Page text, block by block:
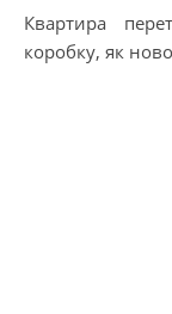
Квартира
коробку, як